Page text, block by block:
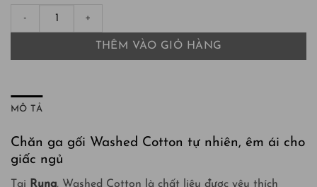
Bộ chăn ga gối Washed Cotton 4 món màu Sky Blue số lượng
THÊM VÀO GIỎ HÀNG
MÔ TẢ
Chăn ga gối Washed Cotton tự nhiên, êm ái cho
giấc ngủ
Tại Runa, Washed Cotton là chất liệu được yêu thích